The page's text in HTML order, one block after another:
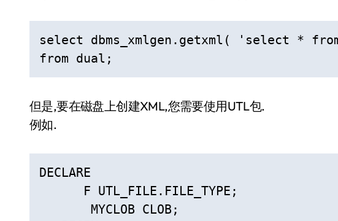
select dbms_xmlgen.getxml( 'select *
from dual;
但是,要在磁盘上创建XML,您需要使用UTL包.
例如.
DECLARE
      F UTL_FILE.FILE_TYPE;
       MYCLOB CLOB;